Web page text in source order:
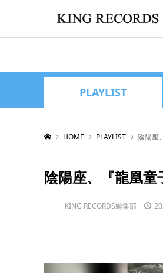
PLAYLIST
HOME PLAYLIST 陰陽座
陰陽座、『龍凰
KING RECORDS編集部